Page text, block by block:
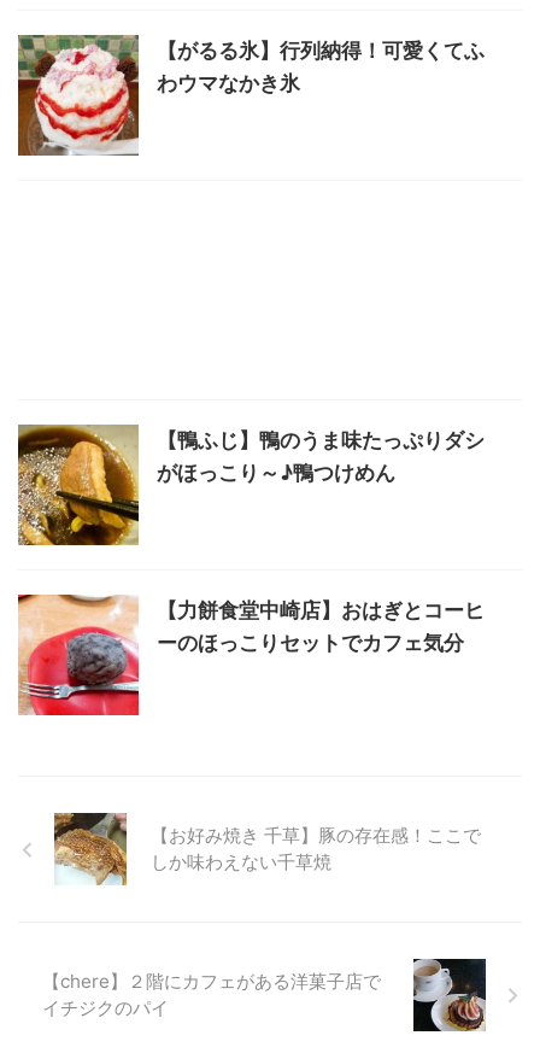
【がるる氷】行列納得！可愛くてふ
わウマなかき氷
【鴨ふじ】鴨のうま味たっぷりダシ
がほっこり～♪鴨つけめん
【力餅食堂中崎店】おはぎとコーヒ
ーのほっこりセットでカフェ気分
【お好み焼き 千草】豚の存在感！ここで
しか味わえない千草焼
【chere】２階にカフェがある洋菓子店で
イチジクのパイ